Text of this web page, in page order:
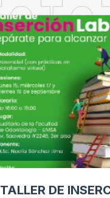
TALLER DE